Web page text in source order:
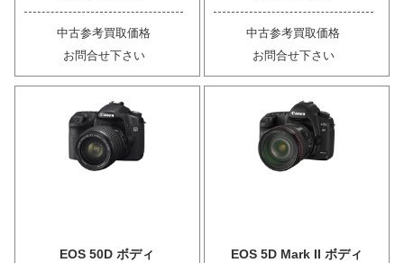
中古参考買取価格
お問合せ下さい
中古参考買取価格
お問合せ下さい
EOS 50D ボディ EOS 5D Mark II ボディ